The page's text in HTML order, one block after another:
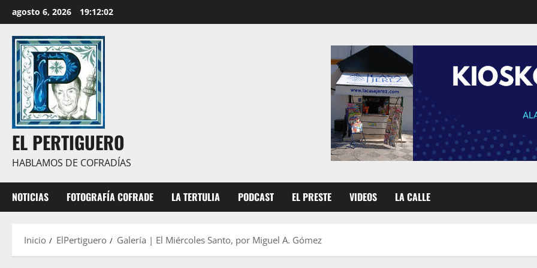
al
contenido
agosto 6, 2026 19:12:03
EL PERTIGUERO
HABLAMOS DE COFRADÍAS
NOTICIAS FOTOGRAFÍA COFRADE LA TERTULIA PODCAST EL PRESTE VIDEOS LA CALLE
Inicio ElPertiguero Galería | El Miércoles Santo, por Miguel A. Gómez